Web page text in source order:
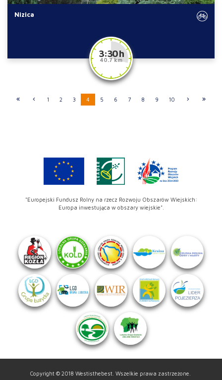
Nizica
3:30 h
40.7 km
1 2 3 4 5 6 7 8 9 10
"Europejski Fundusz Rolny na rzecz Rozwoju Obszarów Wiejskich:
Europa inwestująca w obszary wiejskie".
Copyright © 2018 Westisthebest. Wszelkie prawa zastrzeżone.